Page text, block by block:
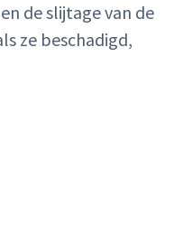
de slijtage van de
ze beschadigd,